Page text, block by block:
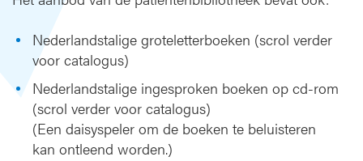
m
t
e
i
a
l
e
Nederlandstalige groteletterboeken (scrol verder
voor catalogus)
Nederlandstalige ingesproken boeken op cd-rom
(scrol verder voor catalogus)
(Een daisyspeler om de boeken te beluisteren
kan ontleend worden.)